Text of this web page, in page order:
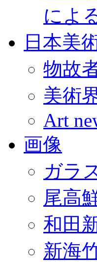
によ
日本美
物故
美術
Art
画像
ガラ
尾高
和田
新海